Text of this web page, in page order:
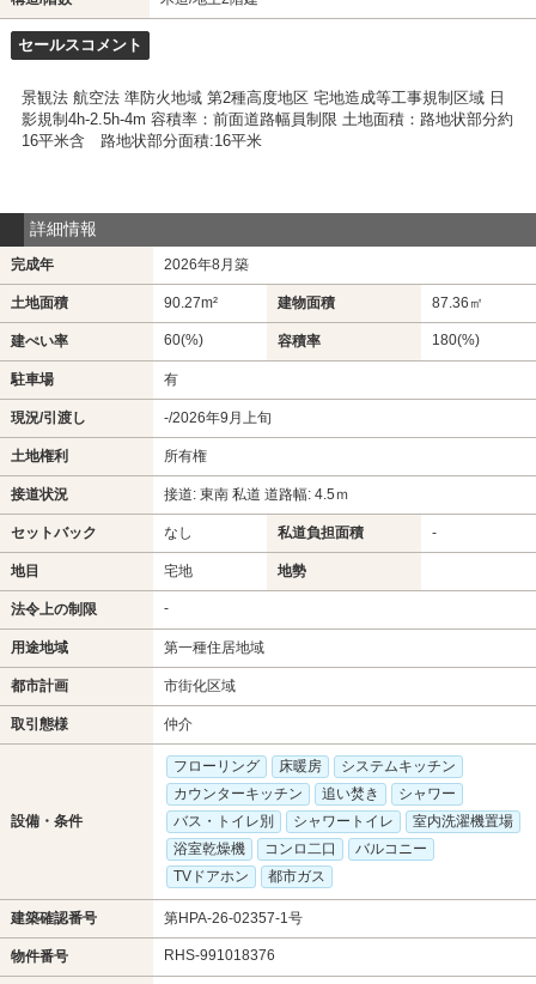
セールスコメント
景観法 航空法 準防火地域 第2種高度地区 宅地造成等工事規制区域 日
影規制4h-2.5h-4m 容積率：前面道路幅員制限 土地面積：路地状部分約
16平米含 路地状部分面積:16平米
詳細情報
完成年 2026年8月築
土地面積 90.27m² 建物面積 87.36㎡
建ぺい率 60(%) 容積率 180(%)
駐車場 有
現況/引渡し -/2026年9月上旬
土地権利 所有権
接道状況 接道: 東南 私道 道路幅: 4.5ｍ
セットバック なし 私道負担面積 -
地目 宅地 地勢
法令上の制限 -
用途地域 第一種住居地域
都市計画 市街化区域
取引態様 仲介
設備・条件
フローリング 床暖房
システムキッチン
カウンターキッチン
追い焚き
シャワー
バス・トイレ別
シャワートイレ
室内洗濯機置場
浴室乾燥機
コンロ二口
バルコニー
TVドアホン
都市ガス
建築確認番号 第HPA-26-02357-1号
物件番号 RHS-991018376